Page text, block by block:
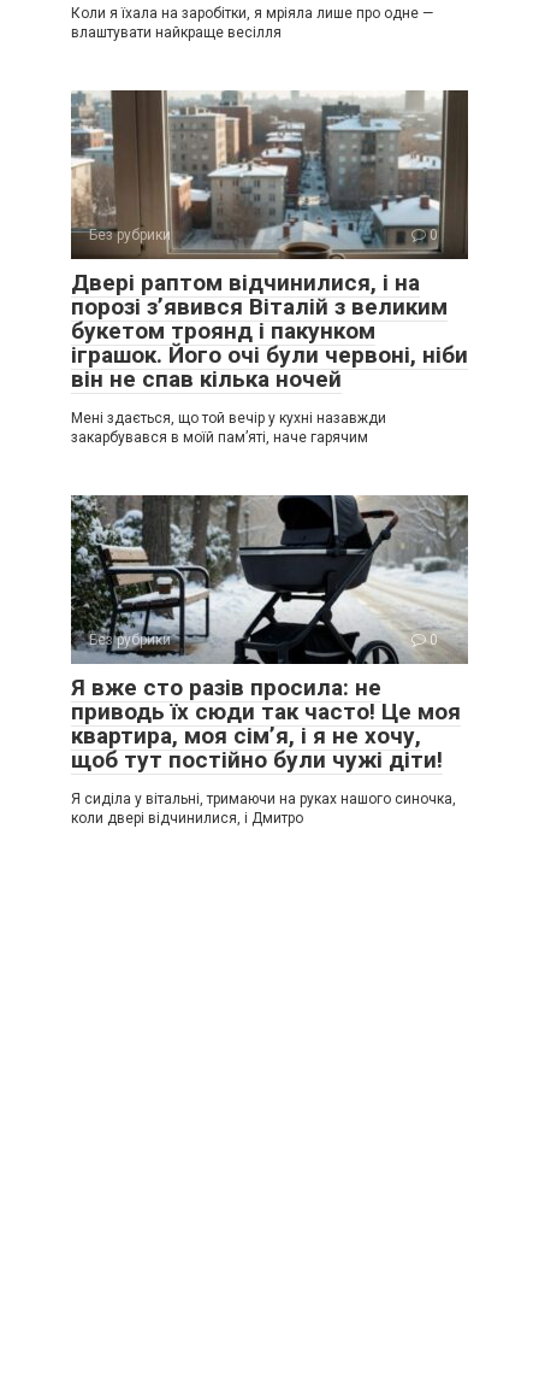
Коли я їхала на заробітки, я мріяла лише про одне —
влаштувати найкраще весілля
Без рубрики 0
Двері раптом відчинилися, і на
порозі з’явився Віталій з великим
букетом троянд і пакунком
іграшок. Його очі були червоні, ніби
він не спав кілька ночей
Мені здається, що той вечір у кухні назавжди
закарбувався в моїй пам’яті, наче гарячим
Без рубрики 0
Я вже сто разів просила: не
приводь їх сюди так часто! Це моя
квартира, моя сім’я, і я не хочу,
щоб тут постійно були чужі діти!
Я сиділа у вітальні, тримаючи на руках нашого синочка,
коли двері відчинилися, і Дмитро